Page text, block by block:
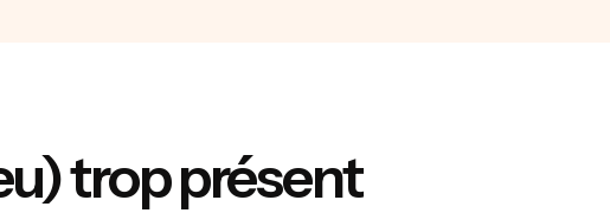
trop présent